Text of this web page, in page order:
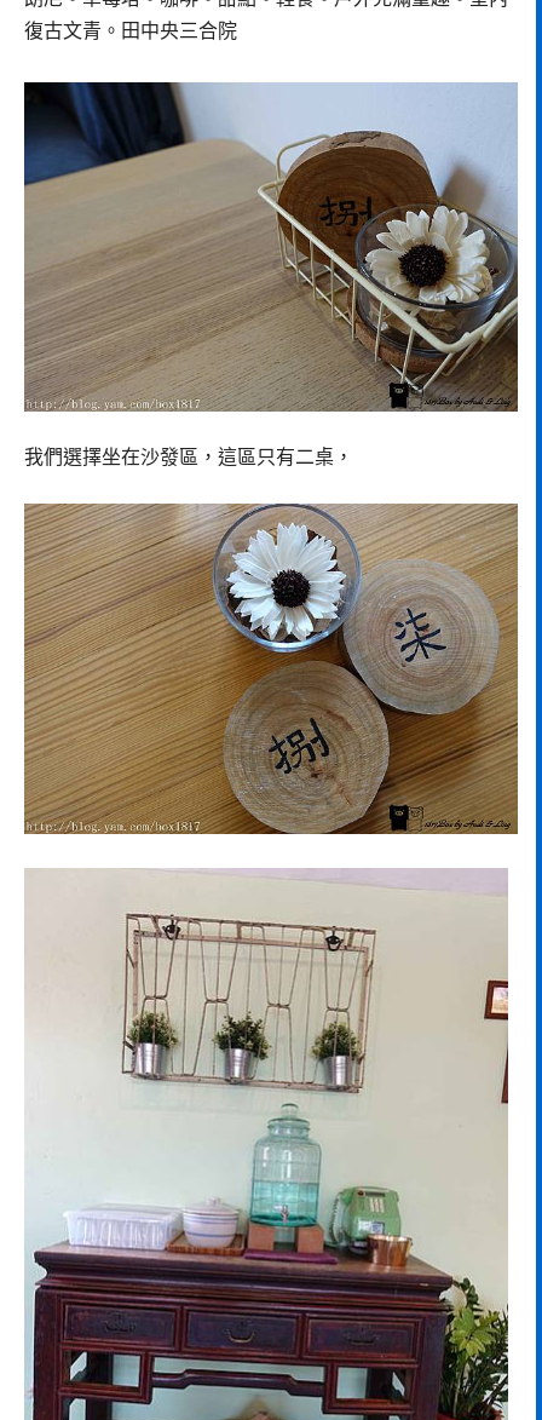
我們選擇坐在沙發區，這區只有二桌，